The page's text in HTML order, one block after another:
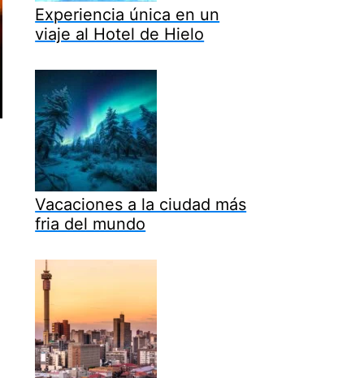
Experiencia única en un
viaje al Hotel de Hielo
Vacaciones a la ciudad más
fria del mundo